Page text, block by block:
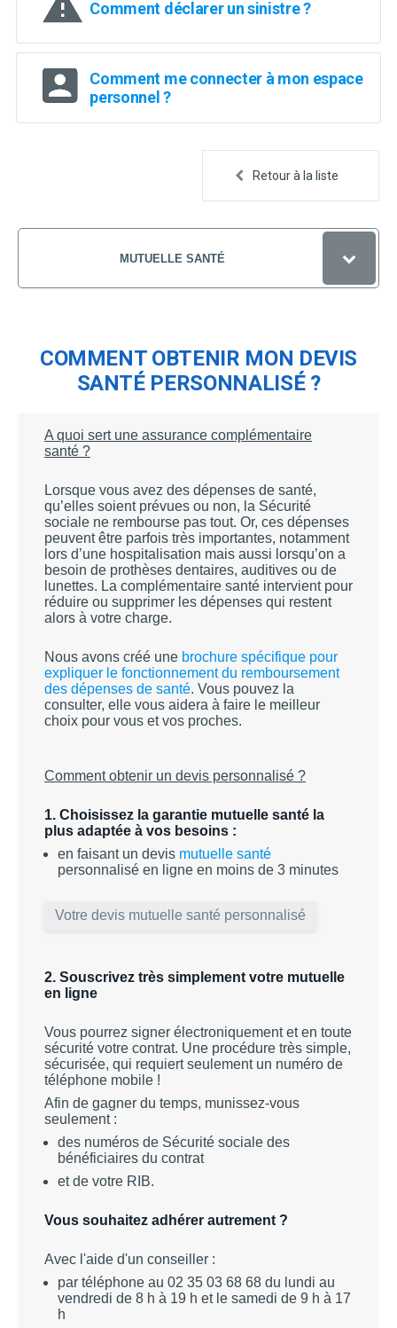
sélection.
Comment déclarer un sinistre ?
Comment me connecter à mon espace
personnel ?
Retour à la liste
MUTUELLE SANTÉ
PROTECTION JURIDIQUE
afficher
catégories
MUTUELLE SANTÉ
PRÉVOYANCE
ACCIDENTS DE LA VIE
VÉHICULE
Appuyez
afficher
sous-
catégories
AUTO
TROTTINETTE, VÉLO,...
HABITATION
ÉPARGNE / CRÉDIT
Appuyez
afficher
sous-
catégories
ÉPARGNE
CRÉDIT
SCOLAIRE
LOISIRS
CONTRAT / DEVIS
pour
sous-
catégories
CONTRAT
ATTESTATIONS
COTISATIONS
DEVIS
SINISTRE / ASSISTANCE
afficher
sous-
catégories
AUTO/MOTO/AUTRES VÉHICULES
HABITATION
SCOLAIRE
SANTÉ
CONTACT / LA MATMUT
Appuyez
afficher
catégories
CONTACTEZ-NOUS
LA MATMUT
COMMENT OBTENIR MON DEVIS
SANTÉ PERSONNALISÉ ?
A quoi sert une assurance complémentaire
santé ?
Lorsque vous avez des dépenses de santé,
qu’elles soient prévues ou non, la Sécurité
sociale ne rembourse pas tout. Or, ces dépenses
peuvent être parfois très importantes, notamment
lors d’une hospitalisation mais aussi lorsqu’on a
besoin de prothèses dentaires, auditives ou de
lunettes. La complémentaire santé intervient pour
réduire ou supprimer les dépenses qui restent
alors à votre charge.
Nous avons créé une brochure spécifique pour
expliquer le fonctionnement du remboursement
des dépenses de santé. Vous pouvez la
consulter, elle vous aidera à faire le meilleur
choix pour vous et vos proches.
Comment obtenir un devis personnalisé ?
1. Choisissez la garantie mutuelle santé la
plus adaptée à vos besoins :
en faisant un devis mutuelle santé
personnalisé en ligne en moins de 3 minutes
Votre devis mutuelle santé personnalisé
2. Souscrivez très simplement votre mutuelle
en ligne
Vous pourrez signer électroniquement et en toute
sécurité votre contrat. Une procédure très simple,
sécurisée, qui requiert seulement un numéro de
téléphone mobile !
Afin de gagner du temps, munissez-vous
seulement :
des numéros de Sécurité sociale des
bénéficiaires du contrat
et de votre RIB.
Vous souhaitez adhérer autrement ?
Avec l'aide d'un conseiller :
par téléphone au 02 35 03 68 68 du lundi au
vendredi de 8 h à 19 h et le samedi de 9 h à 17
h